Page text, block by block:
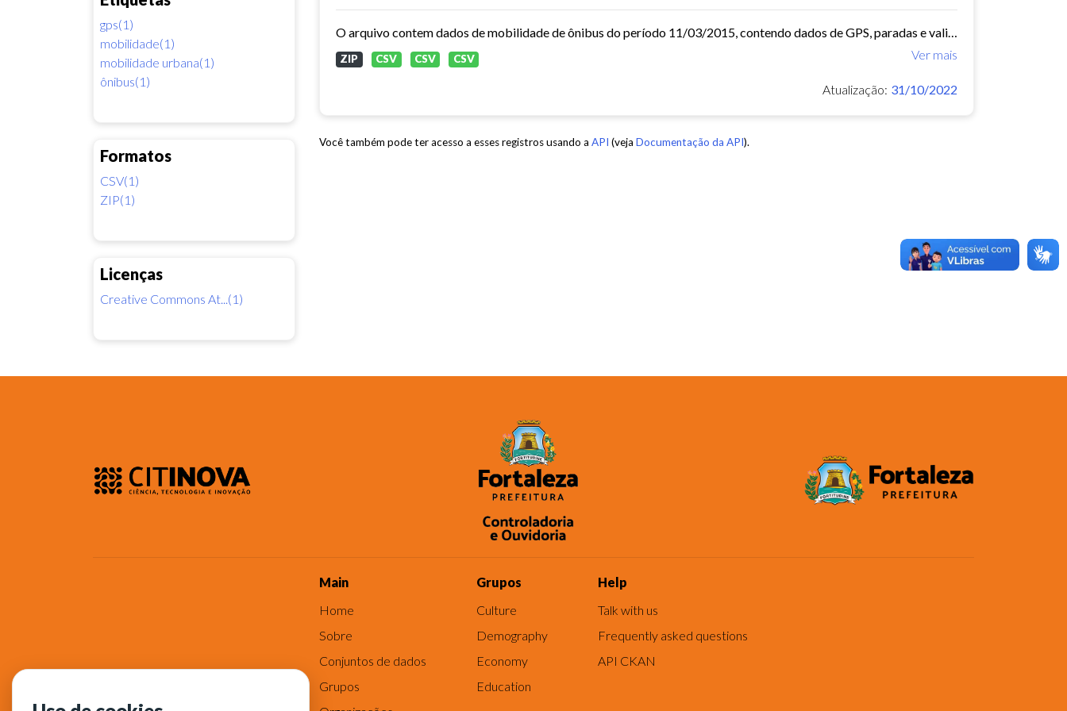
gps(1)
mobilidade(1)
mobilidade urbana(1)
ônibus(1)
Formatos
CSV(1)
ZIP(1)
Licenças
Creative Commons At...(1)
O arquivo contem dados de mobilidade de ônibus do período 11/03/2015, contendo dados de GPS, paradas e validação.
Ver mais
ZIP CSV CSV CSV
Atualização: 31/10/2022
Você também pode ter acesso a esses registros usando a API (veja Documentação da API).
Main
Home
Sobre
Conjuntos de dados
Grupos
Grupos
Culture
Demography
Economy
Education
Help
Talk with us
Frequently asked questions
API CKAN